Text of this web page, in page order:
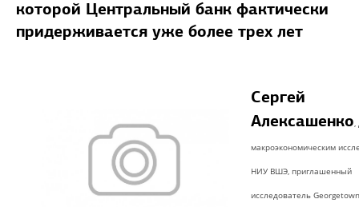
которой Центральный банк фактически
придерживается уже более трех лет
Сергей
Алексашенко,
макроэкономическим
НИУ ВШЭ, приглашенный
исследователь